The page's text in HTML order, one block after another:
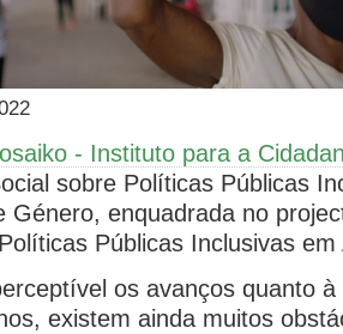
- Instituto para a
sobre Políticas Públicas
Género, enquadrada no
Públicas Inclusivas em
os avanços quanto
existem ainda muitos